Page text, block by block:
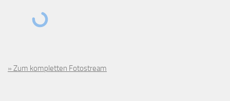
» Zum kompletten Fotostream